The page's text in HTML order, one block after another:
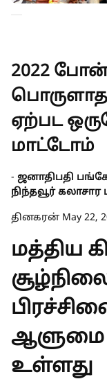
2022
ஏற்பட
மாட்டோம்
- ஜனாதிபதி
நிந்தவூர்
தினகரன் May 22,
மத்திய
ஆளுமை
உள்ளது